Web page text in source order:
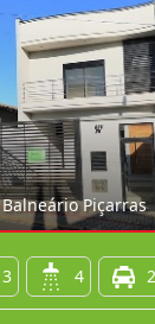
Piçarras
3 4 2